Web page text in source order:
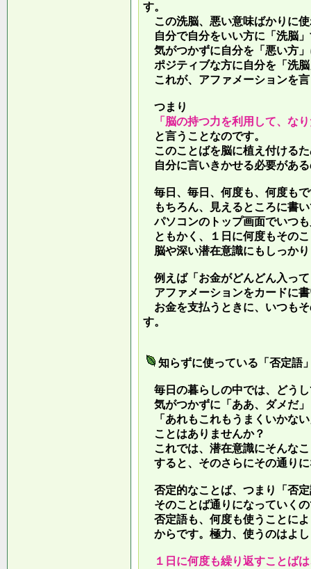
す。
この洗脳、悪い意味ばかりに
自分で自分をいい方に「洗脳
気がつかずに自分を「悪い方
ポジティブな方に自分を「洗
これが、アファメーションを
つまり
「脳の持つ力を利用して、な
と言うことなのです。
このことばを脳に植え付ける
自分に言いきかせる必要があ
毎日、毎日、何度も、何度も
もちろん、見えるところに書
パソコンのトップ画面でいつ
ともかく、１日に何度もその
脳や深い潜在意識にもしっか
例えば「お金がどんどん入っ
アファメーションをカードに
お金を支払うときに、いつも
す。
知らずに使っている「否定語
毎日の暮らしの中では、どう
気がつかずに「ああ、ダメだ
「あれもこれもうまくいかな
ことはありませんか？
これでは、潜在意識にそんな
すると、そのさらにその通り
否定的なことば、つまり「否
そのことば通りになっていく
否定語も、何度も使うことに
からです。極力、使うのはよ
１日に何度も繰り返すことば